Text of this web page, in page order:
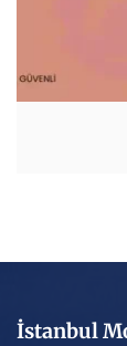
İstanbul